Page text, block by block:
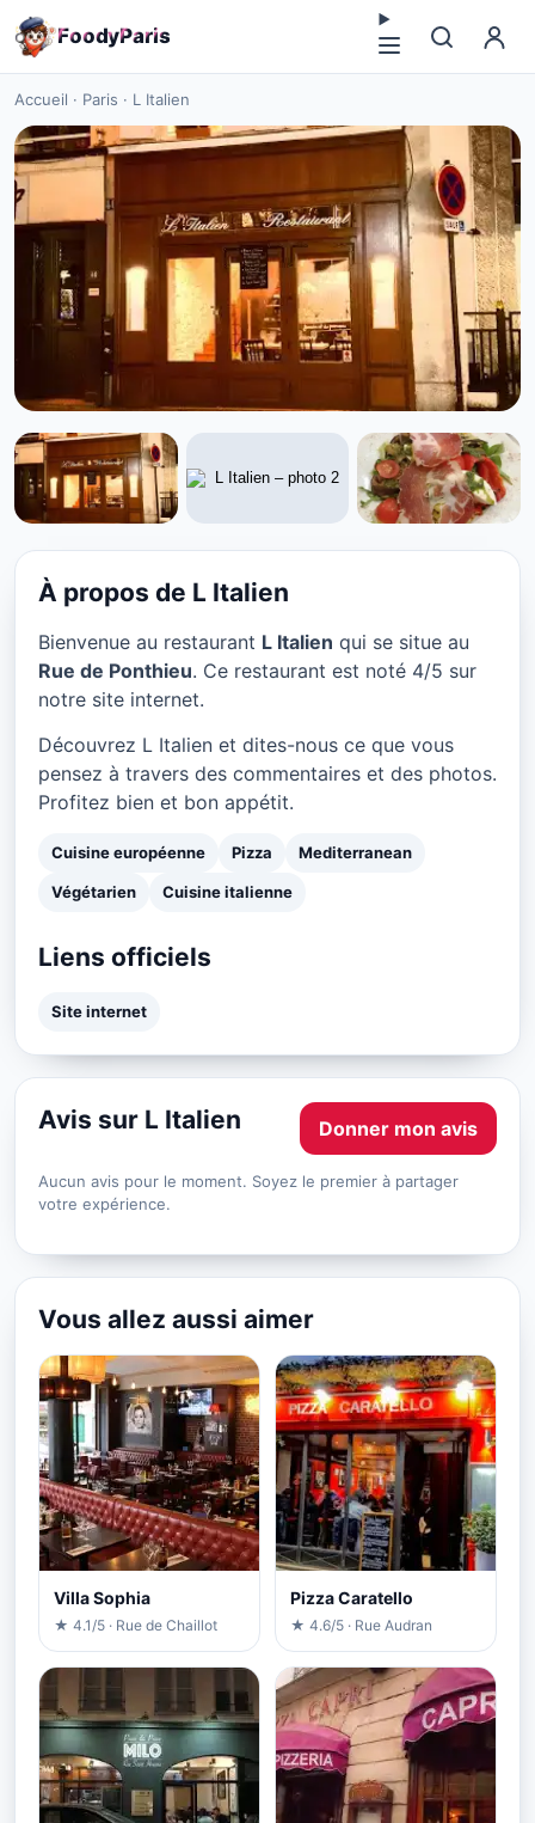
FoodyParis
Accueil · Paris · L Italien
CUISINE EUROPÉENNE
L Italien à Paris
★ 4/5
À propos de L Italien
Bienvenue au restaurant L Italien qui se situe au
Rue de Ponthieu. Ce restaurant est noté 4/5 sur
notre site internet.
Découvrez L Italien et dites-nous ce que vous
pensez à travers des commentaires et des photos.
Profitez bien et bon appétit.
Cuisine européenne Pizza Mediterranean
Végétarien Cuisine italienne
Liens officiels
Site internet
Avis sur L Italien Donner mon avis
Aucun avis pour le moment. Soyez le premier à partager
votre expérience.
Vous allez aussi aimer
Villa Sophia
★ 4.1/5 · Rue de Chaillot
Pizza Caratello
★ 4.6/5 · Rue Audran